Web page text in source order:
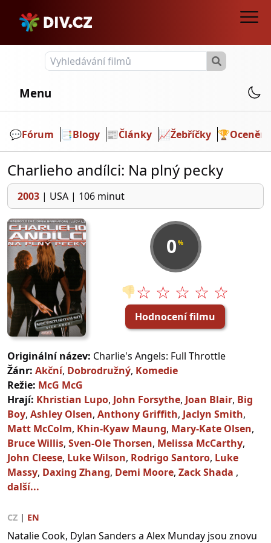
Menu
💬️Fórum 📑Blogy 📰Články 📈Žebříčky 🏆Ocenění
Charlieho andílci: Na plný pecky
2003 | USA | 106 minut
0 %
👎☆ ☆ ☆ ☆ ☆
Hodnocení filmu
Originální název: Charlie's Angels: Full Throttle
Žánr: Akční, Dobrodružný, Komedie
Režie: McG McG
Hrají: Khristian Lupo, John Forsythe, Joan Blair, Big
Boy, Ashley Olsen, Anthony Griffith, Jaclyn Smith,
Matt McColm, Khin-Kyaw Maung, Mary-Kate Olsen,
Bruce Willis, Sven-Ole Thorsen, Melissa McCarthy,
John Cleese, Luke Wilson, Rodrigo Santoro, Luke
Massy, Daxing Zhang, Demi Moore, Zack Shada ,
další...
CZ | EN
Natalie Cook, Dylan Sanders a Alex Munday jsou znovu